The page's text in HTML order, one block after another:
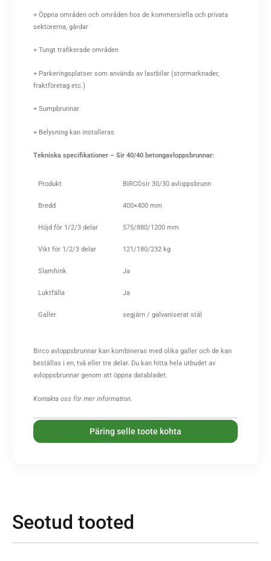
+ Öppna områden och områden hos de kommersiella och privata
sektorerna, gårdar
+ Tungt trafikerade områden
+ Parkeringsplatser som används av lastbilar (stormarknader,
fraktföretag etc.)
+ Sumpbrunnar
+ Belysning kan installeras
Tekniska specifikationer – Sir 40/40 betongavloppsbrunnar:
Produkt BIRCOsir 30/30 avloppsbrunn
Bredd 400×400 mm
Höjd för 1/2/3 delar 575/880/1200 mm
Vikt för 1/2/3 delar 121/180/232 kg
Slamhink Ja
Luktfälla Ja
Galler segjärn / galvaniserat stål
Birco avloppsbrunnar kan kombineras med olika galler och de kan
beställas i en, två eller tre delar. Du kan hitta hela utbudet av
avloppsbrunnar genom att öppna databladet.
Kontakta oss för mer information.
Päring selle toote kohta
Seotud tooted